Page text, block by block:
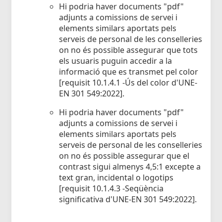
Hi podria haver documents "pdf"
adjunts a comissions de servei i
elements similars aportats pels
serveis de personal de les conselleries
on no és possible assegurar que tots
els usuaris puguin accedir a la
informació que es transmet pel color
[requisit 10.1.4.1 -Ús del color d'UNE-
EN 301 549:2022].
Hi podria haver documents "pdf"
adjunts a comissions de servei i
elements similars aportats pels
serveis de personal de les conselleries
on no és possible assegurar que el
contrast sigui almenys 4,5:1 excepte a
text gran, incidental o logotips
[requisit 10.1.4.3 -Seqüència
significativa d'UNE-EN 301 549:2022].